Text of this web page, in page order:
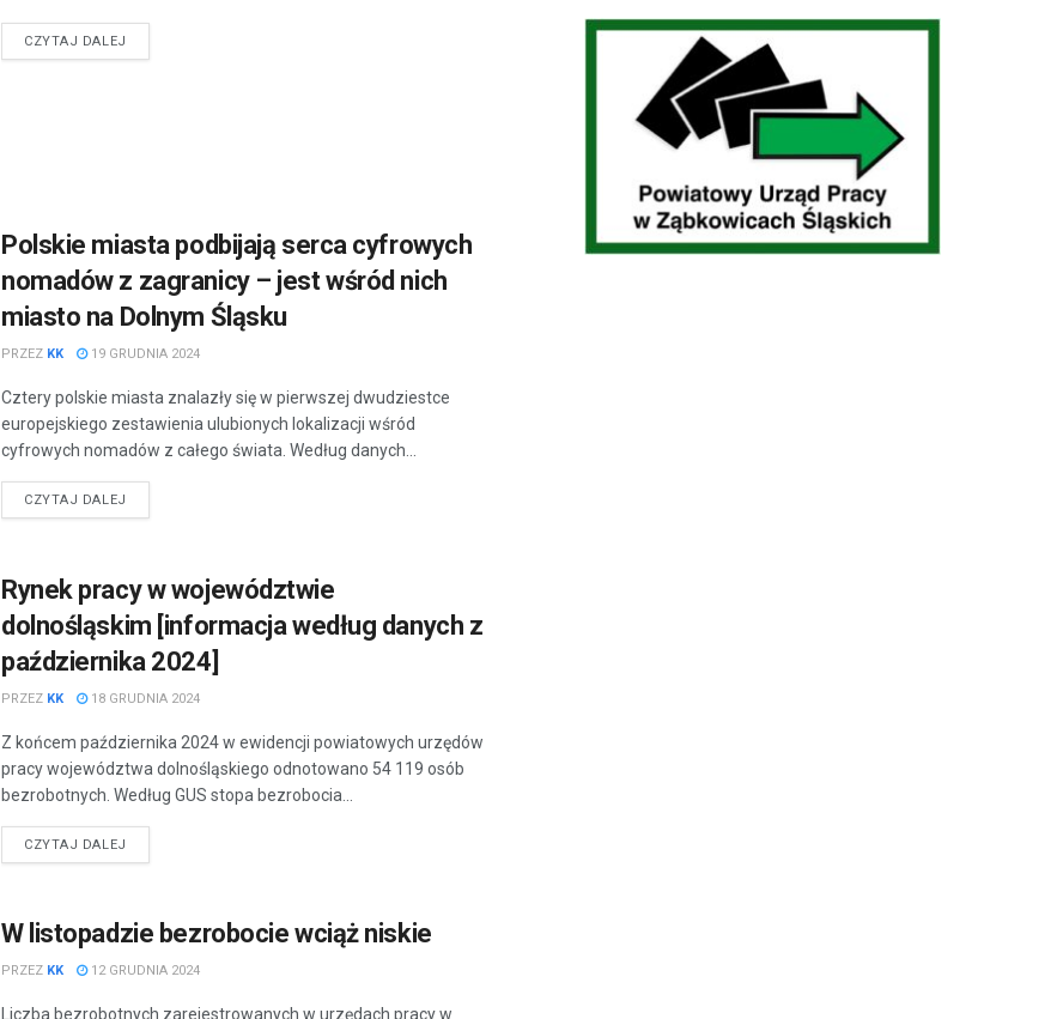
CZYTAJ DALEJ
Polskie miasta podbijają serca cyfrowych
nomadów z zagranicy – jest wśród nich
miasto na Dolnym Śląsku
PRZEZ KK 19 GRUDNIA 2024
Cztery polskie miasta znalazły się w pierwszej dwudziestce
europejskiego zestawienia ulubionych lokalizacji wśród
cyfrowych nomadów z całego świata. Według danych...
CZYTAJ DALEJ
Rynek pracy w województwie
dolnośląskim [informacja według danych z
października 2024]
PRZEZ KK 18 GRUDNIA 2024
Z końcem października 2024 w ewidencji powiatowych urzędów
pracy województwa dolnośląskiego odnotowano 54 119 osób
bezrobotnych. Według GUS stopa bezrobocia...
CZYTAJ DALEJ
W listopadzie bezrobocie wciąż niskie
PRZEZ KK 12 GRUDNIA 2024
Liczba bezrobotnych zarejestrowanych w urzędach pracy w